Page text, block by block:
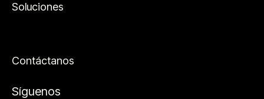
Soluciones
Contáctanos
Síguenos